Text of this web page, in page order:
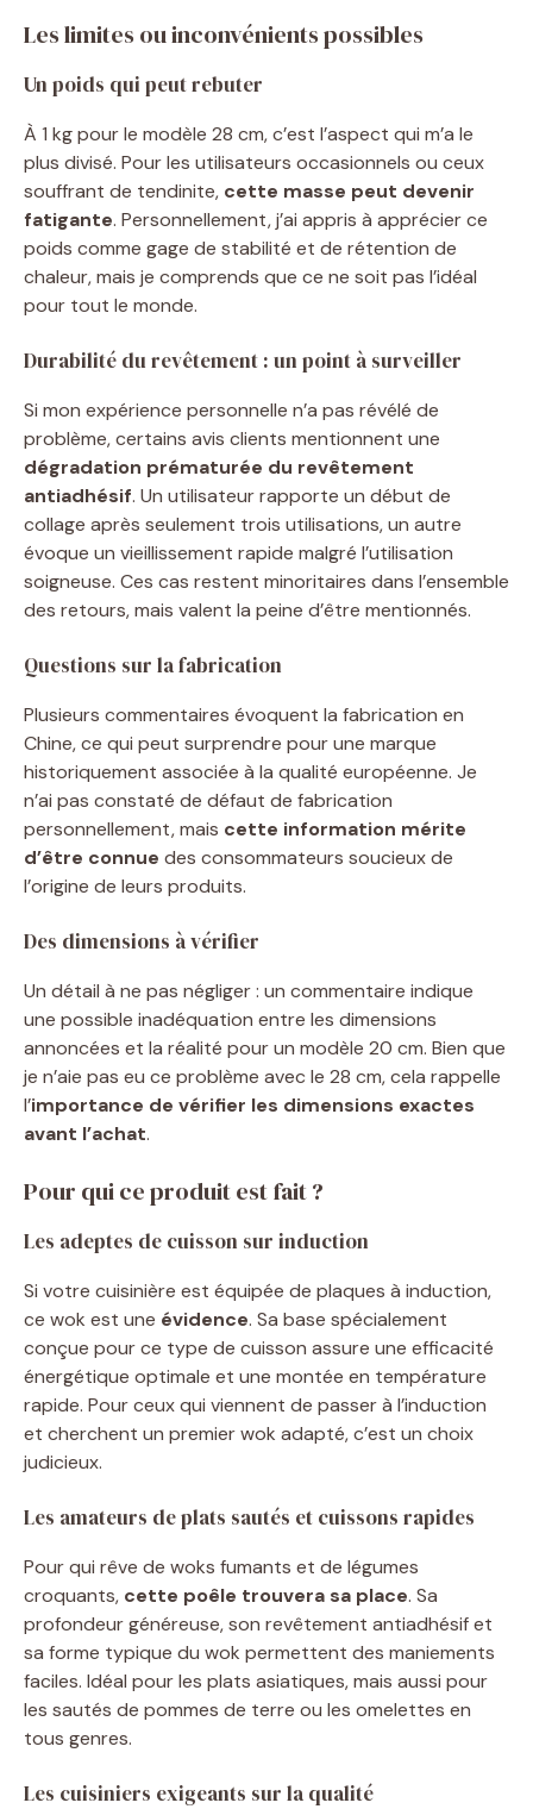
Les limites ou inconvénients possibles
Un poids qui peut rebuter
À 1 kg pour le modèle 28 cm, c’est l’aspect qui m’a le
plus divisé. Pour les utilisateurs occasionnels ou ceux
souffrant de tendinite, cette masse peut devenir
fatigante. Personnellement, j’ai appris à apprécier ce
poids comme gage de stabilité et de rétention de
chaleur, mais je comprends que ce ne soit pas l’idéal
pour tout le monde.
Durabilité du revêtement : un point à surveiller
Si mon expérience personnelle n’a pas révélé de
problème, certains avis clients mentionnent une
dégradation prématurée du revêtement
antiadhésif. Un utilisateur rapporte un début de
collage après seulement trois utilisations, un autre
évoque un vieillissement rapide malgré l’utilisation
soigneuse. Ces cas restent minoritaires dans l’ensemble
des retours, mais valent la peine d’être mentionnés.
Questions sur la fabrication
Plusieurs commentaires évoquent la fabrication en
Chine, ce qui peut surprendre pour une marque
historiquement associée à la qualité européenne. Je
n’ai pas constaté de défaut de fabrication
personnellement, mais cette information mérite
d’être connue des consommateurs soucieux de
l’origine de leurs produits.
Des dimensions à vérifier
Un détail à ne pas négliger : un commentaire indique
une possible inadéquation entre les dimensions
annoncées et la réalité pour un modèle 20 cm. Bien que
je n’aie pas eu ce problème avec le 28 cm, cela rappelle
l’importance de vérifier les dimensions exactes
avant l’achat.
Pour qui ce produit est fait ?
Les adeptes de cuisson sur induction
Si votre cuisinière est équipée de plaques à induction,
ce wok est une évidence. Sa base spécialement
conçue pour ce type de cuisson assure une efficacité
énergétique optimale et une montée en température
rapide. Pour ceux qui viennent de passer à l’induction
et cherchent un premier wok adapté, c’est un choix
judicieux.
Les amateurs de plats sautés et cuissons rapides
Pour qui rêve de woks fumants et de légumes
croquants, cette poêle trouvera sa place. Sa
profondeur généreuse, son revêtement antiadhésif et
sa forme typique du wok permettent des maniements
faciles. Idéal pour les plats asiatiques, mais aussi pour
les sautés de pommes de terre ou les omelettes en
tous genres.
Les cuisiniers exigeants sur la qualité